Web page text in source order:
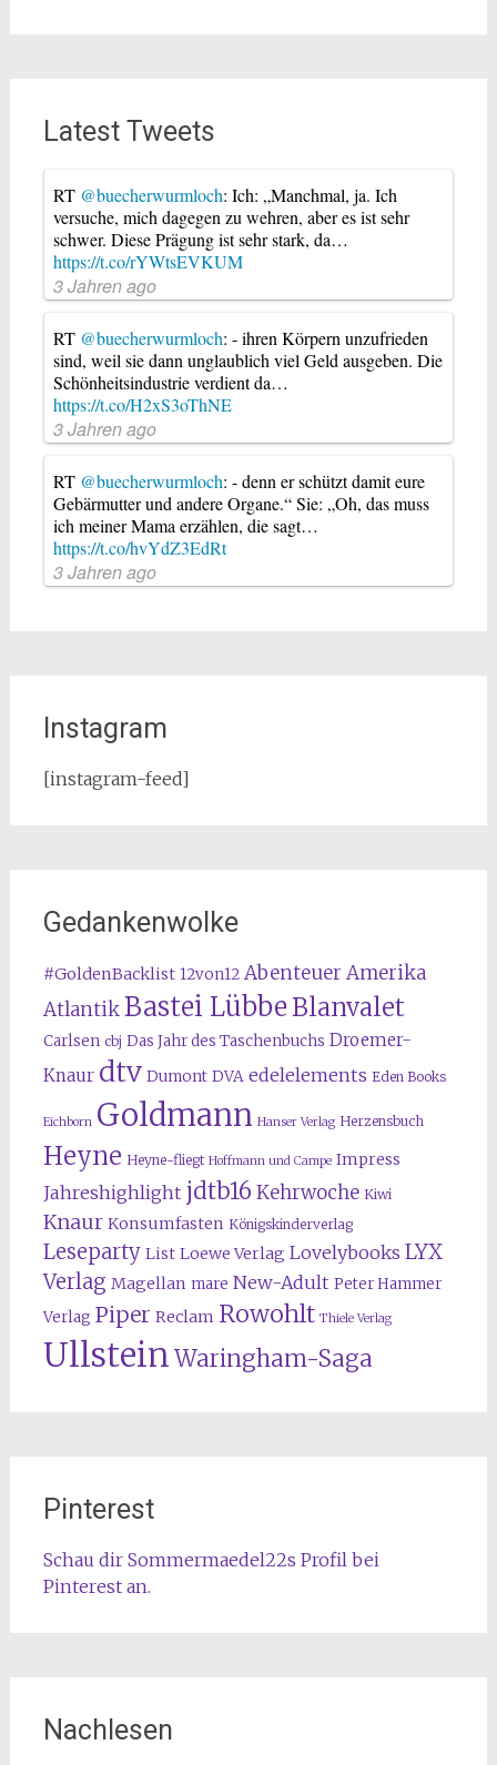
Latest Tweets
RT @buecherwurmloch: Ich: „Manchmal, ja. Ich
versuche, mich dagegen zu wehren, aber es ist sehr
schwer. Diese Prägung ist sehr stark, da…
https://t.co/rYWtsEVKUM
3 Jahren ago
RT @buecherwurmloch: - ihren Körpern unzufrieden
sind, weil sie dann unglaublich viel Geld ausgeben. Die
Schönheitsindustrie verdient da…
https://t.co/H2xS3oThNE
3 Jahren ago
RT @buecherwurmloch: - denn er schützt damit eure
Gebärmutter und andere Organe.“ Sie: „Oh, das muss
ich meiner Mama erzählen, die sagt…
https://t.co/hvYdZ3EdRt
3 Jahren ago
Instagram
[instagram-feed]
Gedankenwolke
#GoldenBacklist 12von12 Abenteuer Amerika
Atlantik Bastei LübbeBlanvalet
Carlsen cbj Das Jahr des Taschenbuchs Droemer-
Knaur dtv Dumont DVA edelelements Eden Books
Eichborn Goldmann Hanser Verlag Herzensbuch
Heyne Heyne-fliegt Hoffmann und Campe Impress
Jahreshighlight jdtb16 Kehrwoche Kiwi
Knaur Konsumfasten Königskinderverlag
Leseparty List Loewe Verlag Lovelybooks LYX
Verlag Magellan mare New-Adult Peter Hammer
Verlag Piper Reclam Rowohlt Thiele Verlag
UllsteinWaringham-Saga
Pinterest
Schau dir Sommermaedel22s Profil bei
Pinterest an.
Nachlesen